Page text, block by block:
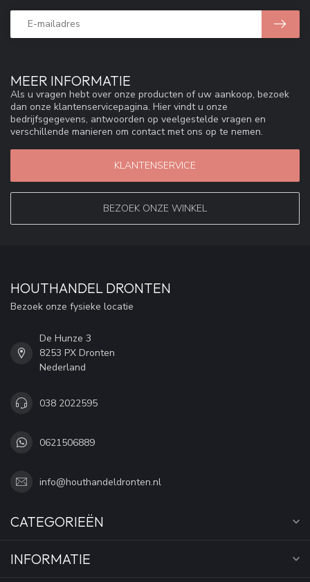
MEER INFORMATIE
Als u vragen hebt over onze producten of uw aankoop, bezoek
dan onze klantenservicepagina. Hier vindt u onze
bedrijfsgegevens, antwoorden op veelgestelde vragen en
verschillende manieren om contact met ons op te nemen.
KLANTENSERVICE
BEZOEK ONZE WINKEL
HOUTHANDEL DRONTEN
Bezoek onze fysieke locatie
De Hunze 3
8253 PX Dronten
Nederland
038 2022595
0621506889
info@houthandeldronten.nl
CATEGORIEËN
INFORMATIE